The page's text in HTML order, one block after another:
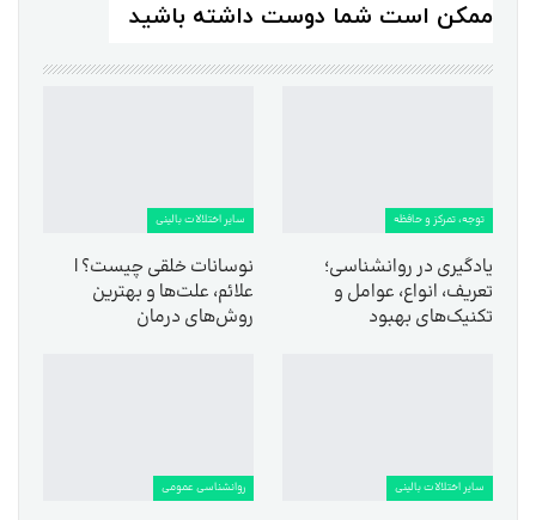
ممکن است شما دوست داشته باشید
توجه، تمرکز و حافظه
یادگیری در روانشناسی؛
تعریف، انواع، عوامل و
تکنیک‌های بهبود
سایر اختلالات بالینی
نوسانات خلقی چیست؟ |
علائم، علت‌ها و بهترین
روش‌های درمان
سایر اختلالات بالینی روانشناسی عمومی